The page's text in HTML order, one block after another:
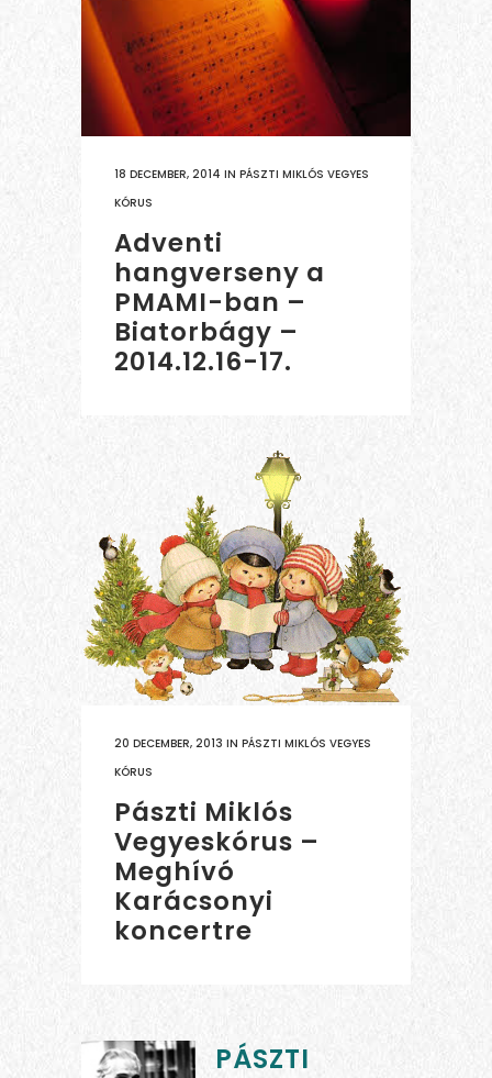
18 DECEMBER, 2014 IN PÁSZTI MIKLÓS VEGYES
KÓRUS
Adventi
hangverseny a
PMAMI-ban –
Biatorbágy –
2014.12.16-17.
20 DECEMBER, 2013 IN PÁSZTI MIKLÓS VEGYES
KÓRUS
Pászti Miklós
Vegyeskórus –
Meghívó
Karácsonyi
koncertre
PÁSZTI